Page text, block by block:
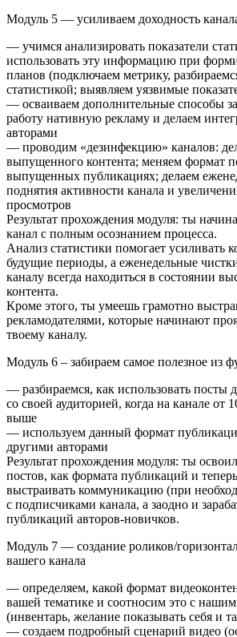
Модуль 5 — усиливаем доходность
— учимся анализировать показатели
использовать эту информацию при
планов (подключаем метрику,
статистикой; выявляем уязвимые
— осваиваем дополнительные способы
работу нативную рекламу и делаем
авторами
— проводим «дезинфекцию» каналов:
выпущенного контента; меняем формат
выпущенных публикациях; делаем
поднятия активности канала и
просмотров
Результат прохождения модуля: ты
канал с полным осознанием процесса.
Анализ статистики помогает усиливать
будущие периоды, а еженедельные
каналу всегда находиться в состоянии
контента.
Кроме этого, ты умеешь грамотно
рекламодателями, которые начинают
твоему каналу.
Модуль 6 – забираем самое полезное из
— разбираемся, как использовать посты
со своей аудиторией, когда на канале от
выше
— используем данный формат
другими авторами
Результат прохождения модуля: ты
постов, как формата публикаций и
выстраивать коммуникацию (при
с подписчиками канала, а заодно и
публикаций авторов-новичков.
Модуль 7 — создание роликов/
вашего канала
— определяем, какой формат
вашей тематике и соотносим это с
(инвентарь, желание показывать себя и
— создаем подробный сценарий видео